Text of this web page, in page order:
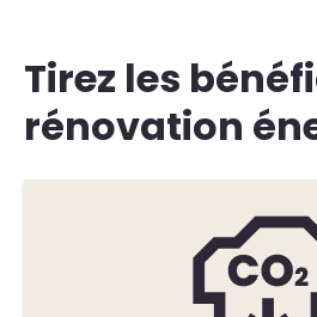
Tirez les
rénovation